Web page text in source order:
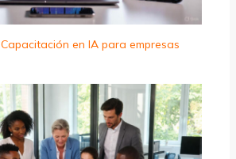
Capacitación en IA para empresas